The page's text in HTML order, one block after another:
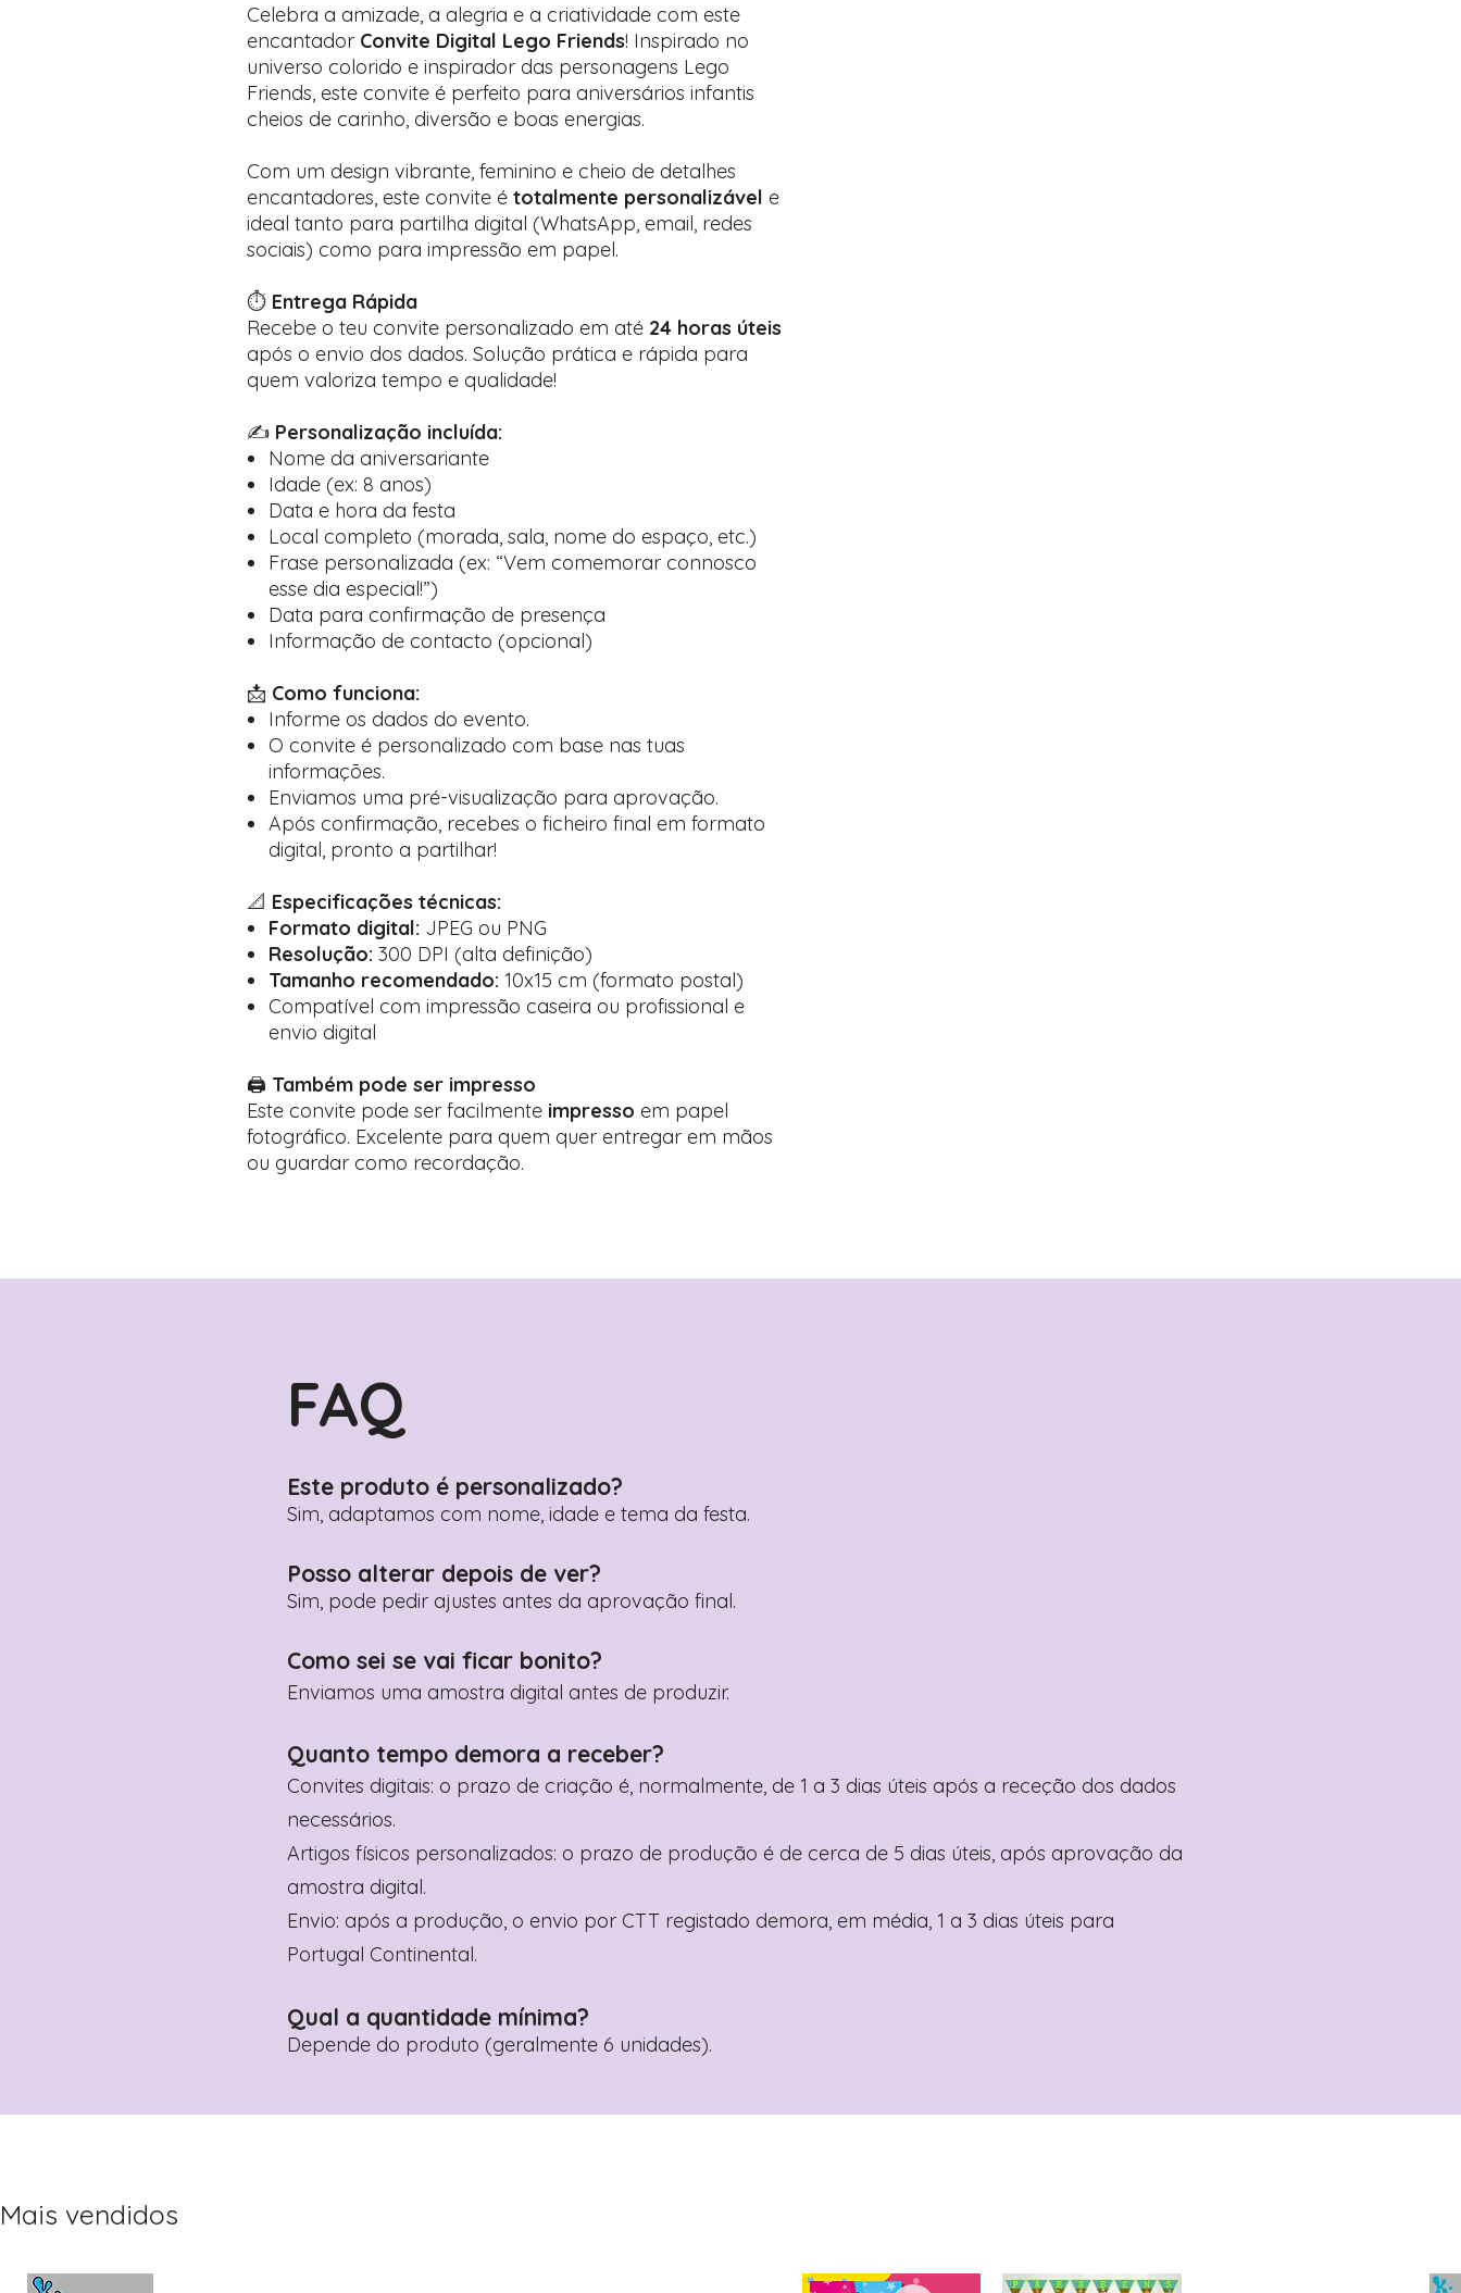
Celebra a amizade, a alegria e a criatividade com este
encantador Convite Digital Lego Friends! Inspirado no
universo colorido e inspirador das personagens Lego
Friends, este convite é perfeito para aniversários infantis
cheios de carinho, diversão e boas energias.
Com um design vibrante, feminino e cheio de detalhes
encantadores, este convite é totalmente personalizável e
ideal tanto para partilha digital (WhatsApp, email, redes
sociais) como para impressão em papel.
⏱️ Entrega Rápida
Recebe o teu convite personalizado em até 24 horas úteis
após o envio dos dados. Solução prática e rápida para
quem valoriza tempo e qualidade!
✍️ Personalização incluída:
Nome da aniversariante
Idade (ex: 8 anos)
Data e hora da festa
Local completo (morada, sala, nome do espaço, etc.)
Frase personalizada (ex: “Vem comemorar connosco
esse dia especial!”)
Data para confirmação de presença
Informação de contacto (opcional)
📩 Como funciona:
Informe os dados do evento.
O convite é personalizado com base nas tuas
informações.
Enviamos uma pré-visualização para aprovação.
Após confirmação, recebes o ficheiro final em formato
digital, pronto a partilhar!
📐 Especificações técnicas:
Formato digital: JPEG ou PNG
Resolução: 300 DPI (alta definição)
Tamanho recomendado: 10x15 cm (formato postal)
Compatível com impressão caseira ou profissional e
envio digital
🖨️ Também pode ser impresso
Este convite pode ser facilmente impresso em papel
fotográfico. Excelente para quem quer entregar em mãos
ou guardar como recordação.
FAQ
Este produto é personalizado?
Sim, adaptamos com nome, idade e tema da festa.
Posso alterar depois de ver?
Sim, pode pedir ajustes antes da aprovação final.
Como sei se vai ficar bonito?
Enviamos uma amostra digital antes de produzir.
Quanto tempo demora a receber?
Convites digitais: o prazo de criação é, normalmente, de 1 a 3 dias úteis após a receção dos dados
necessários.
Artigos físicos personalizados: o prazo de produção é de cerca de 5 dias úteis, após aprovação da
amostra digital.
Envio: após a produção, o envio por CTT registado demora, em média, 1 a 3 dias úteis para
Portugal Continental.
Qual a quantidade mínima?
Depende do produto (geralmente 6 unidades).
Mais vendidos